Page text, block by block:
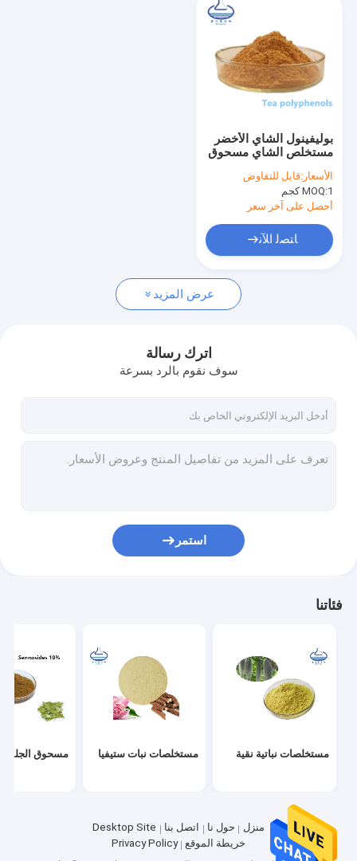
مستخلصات نباتية نقية
مستخلصات نبات ستيفيا
مسحوق الجلوتاثيون
مسحوق مضاد للأكسدة
مسحوق L Ergothioneine
مسحوق حمض الفيروليك
مسحوق فيكوسيانين
مستخلص عرق السوس العضوي
هيالورونات الصوديوم حمض الهيالورونيك
بوليفينول الشاي الأخضر
مستخلص الشاي مسحوق
مستخلص جزء
الأسعار:قابل للتفاوض
MOQ:1 كجم
أحصل على آخر سعر
ﺎﺘﺼﻟ ﺍﻶﻧ
عرض المزيد
اترك رسالة
سوف نقوم بالرد بسرعة
استمر
فئاتنا
مستخلصات نباتية نقية مستخلصات نبات ستيفيا مسحوق
منزل حول نا اتصل بنا
Desktop Site
خريطة الموقع
Privacy Policy